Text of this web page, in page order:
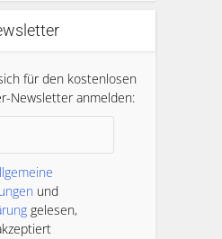
für den kostenlosen
Newsletter anmelden:
und
gelesen,